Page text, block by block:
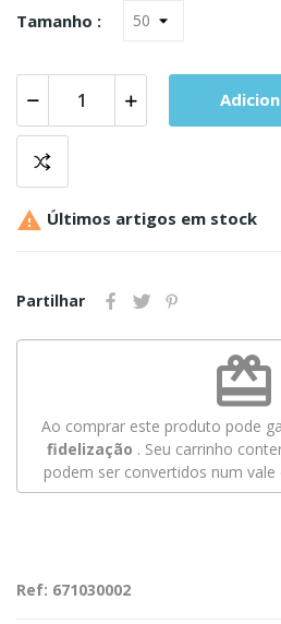
Tamanho :
 Últimos artigos em stock
Partilhar
redeem
Ao comprar este produto pode
fidelização . Seu carrinho
podem ser convertidos num
Ref: 671030002